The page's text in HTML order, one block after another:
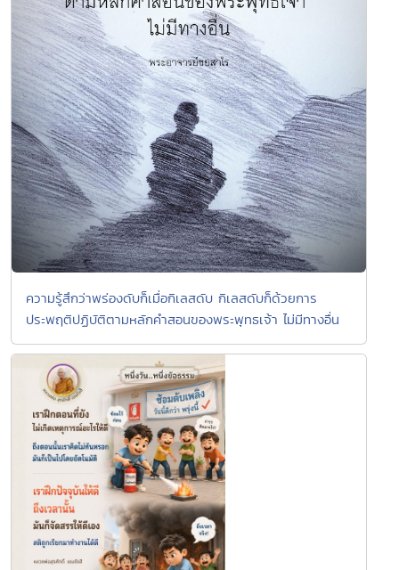
ความรู้สึกว่าพร่องดับก็เมื่อกิเลสดับ กิเลสดับก็ด้วยการ
ประพฤติปฏิบัติตามหลักคำสอนของพระพุทธเจ้า ไม่มีทางอื่น